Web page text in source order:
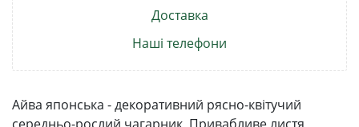
Доставка
Наші телефони
Айва японська - декоративний рясно-квітучий
середньо-рослий чагарник. Привабливе листя